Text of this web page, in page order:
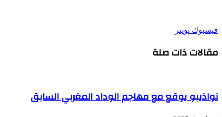
فيسبوك تويتر
البريد
مقالات ذات صلة
نواذيبو يوقع مع مهاجم الوداد المغربي السابق